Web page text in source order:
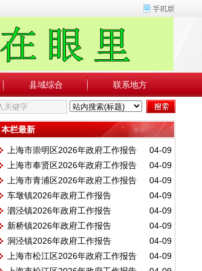
县域综合 联系地方
本栏最新
04-09
上海市崇明区2026年政府工作报告
04-09
上海市奉贤区2026年政府工作报告
04-09
上海市青浦区2026年政府工作报告
04-09
车墩镇2026年政府工作报告
04-09
泗泾镇2026年政府工作报告
04-09
新桥镇2026年政府工作报告
04-09
洞泾镇2026年政府工作报告
04-09
上海市松江区2026年政府工作报告